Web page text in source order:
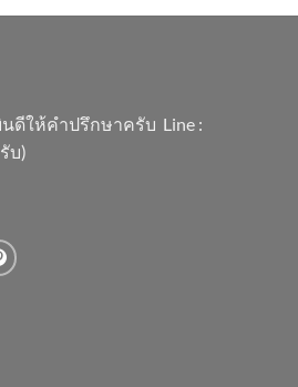
นดีให้คำปรึกษาครับ ​Line :
บ)